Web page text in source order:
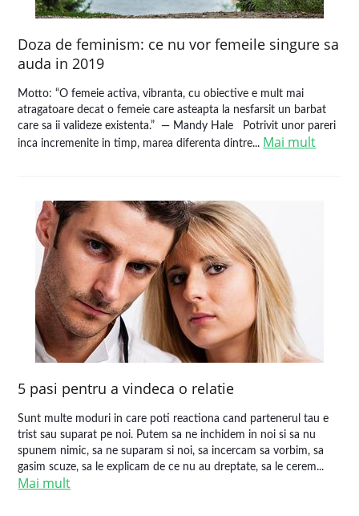
Doza de feminism: ce nu vor femeile singure sa
auda in 2019
Motto: “O femeie activa, vibranta, cu obiective e mult mai
atragatoare decat o femeie care asteapta la nesfarsit un barbat
care sa ii valideze existenta.” ― Mandy Hale Potrivit unor pareri
inca incremenite in timp, marea diferenta dintre... Mai mult
5 pasi pentru a vindeca o relatie
Sunt multe moduri in care poti reactiona cand partenerul tau e
trist sau suparat pe noi. Putem sa ne inchidem in noi si sa nu
spunem nimic, sa ne suparam si noi, sa incercam sa vorbim, sa
gasim scuze, sa le explicam de ce nu au dreptate, sa le cerem...
Mai mult